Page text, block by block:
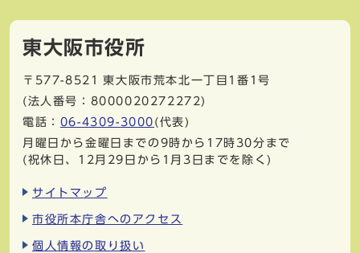
東大阪市役所
〒577-8521
東大阪市荒本北一丁目1番1号
(法人番号：8000020272272)
電話： 06-4309-3000 (代表)
月曜日から金曜日までの9時から17時30分まで
(祝休日、12月29日から1月3日までを除く)
サイトマップ
市役所本庁舎へのアクセス
個人情報の取り扱い